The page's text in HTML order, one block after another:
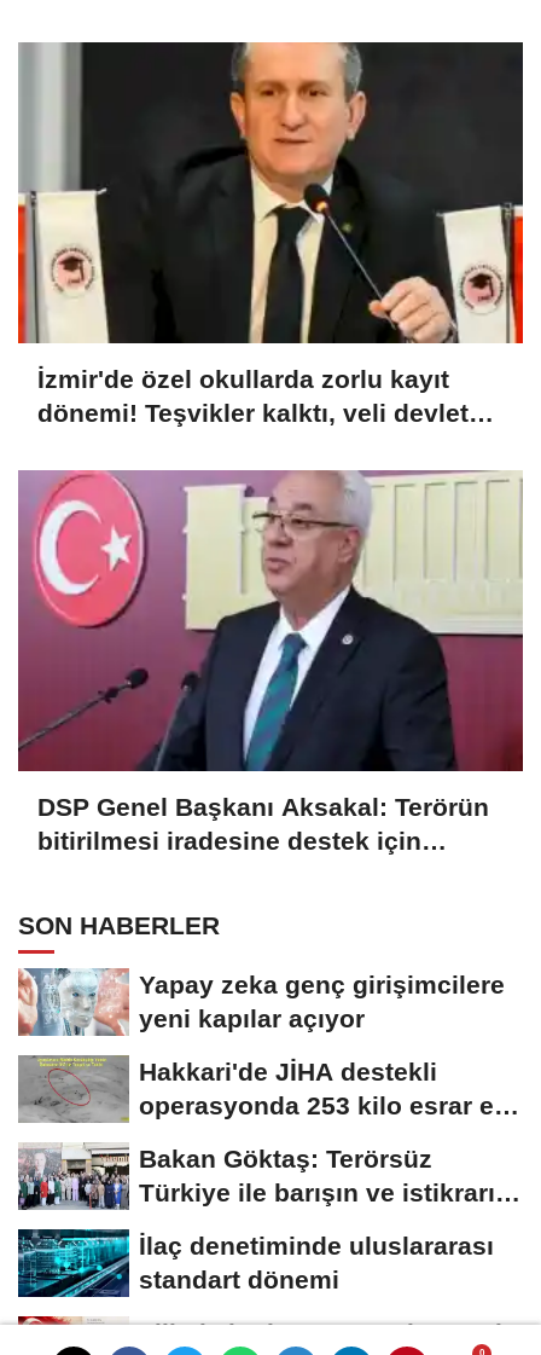
İzmir'de özel okullarda zorlu kayıt
dönemi! Teşvikler kalktı, veli devlet
DSP Genel Başkanı Aksakal: Terörün
bitirilmesi iradesine destek için
SON HABERLER
Yapay zeka genç girişimcilere
yeni kapılar açıyor
Hakkari'de JİHA destekli
operasyonda 253 kilo esrar ele
Bakan Göktaş: Terörsüz
Türkiye ile barışın ve istikrarın
güçlendiği...
İlaç denetiminde uluslararası
standart dönemi
Filistin'in dünyaya açılan sesi